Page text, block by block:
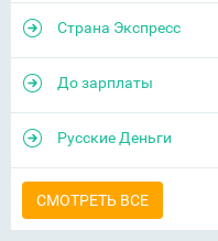
Страна Экспресс
До зарплаты
Русские Деньги
СМОТРЕТЬ ВСЕ